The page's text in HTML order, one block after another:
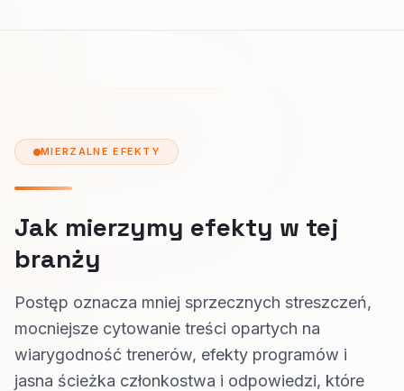
MIERZALNE EFEKTY
Jak mierzymy efekty w tej
branży
Postęp oznacza mniej sprzecznych streszczeń,
mocniejsze cytowanie treści opartych na
wiarygodność trenerów, efekty programów i
jasna ścieżka członkostwa i odpowiedzi, które